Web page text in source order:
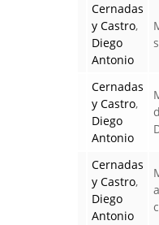
Cernadas
y Castro,
Diego
Antonio
Cernadas
y Castro,
Diego
Antonio
Cernadas
y Castro,
Diego
Antonio